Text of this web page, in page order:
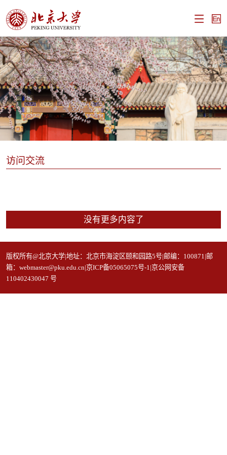
访问交流
没有更多内容了
版权所有@北京大学|地址：北京市海淀区颐和园路5号|邮编：100871|邮
箱：webmaster@pku.edu.cn|京ICP备05065075号-1|京公网安备
110402430047 号